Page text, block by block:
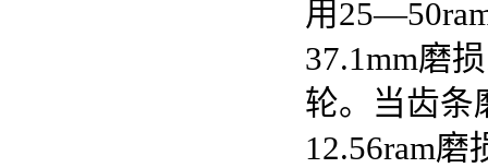
用
37.1mm磨
轮。当齿条
12.56ram